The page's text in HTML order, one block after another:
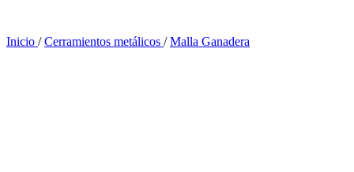
Inicio / Cerramientos metálicos / Malla Ganadera